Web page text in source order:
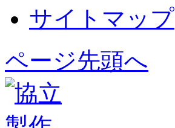
サイトマップ
ページ先頭へ